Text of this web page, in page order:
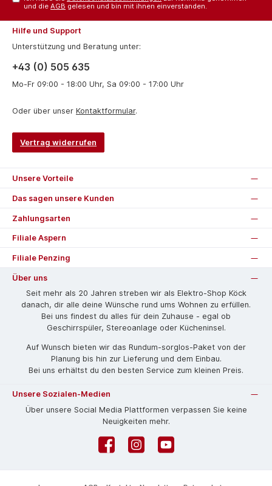
und dieAGB gelesen und bin mit ihnen einverstanden.
Hilfe und Support
Unterstützung und Beratung unter:
+43 (0) 505 635
Mo-Fr 09:00 - 18:00 Uhr, Sa 09:00 - 17:00 Uhr
Oder über unser Kontaktformular.
Vertrag widerrufen
Unsere Vorteile
Das sagen unsere Kunden
Zahlungsarten
Filiale Aspern
Filiale Penzing
Über uns
Seit mehr als 20 Jahren streben wir als Elektro-Shop Köck
danach, dir alle deine Wünsche rund ums Wohnen zu erfüllen.
Bei uns findest du alles für dein Zuhause - egal ob
Geschirrspüler, Stereoanlage oder Kücheninsel.
Auf Wunsch bieten wir das Rund­um-sorg­los-Pa­ket von der
Planung bis hin zur Lieferung und dem Einbau.
Bei uns erhältst du den besten Service zum kleinen Preis.
Unsere Sozialen-Medien
Über unsere Social Media Plattformen verpassen Sie keine
Neuigkeiten mehr.
FacebookInstagramYouTube